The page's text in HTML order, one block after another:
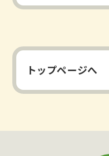
トップページへ